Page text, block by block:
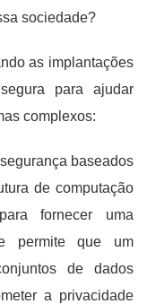
sociedade?
as implantações
para ajudar
complexos:
baseados
de computação
fornecer uma
permite que um
de dados
a privacidade